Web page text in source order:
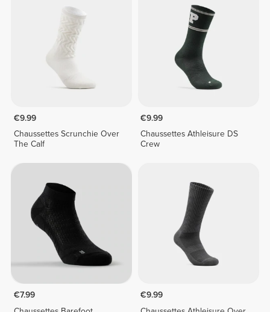
€9.99
Chaussettes Scrunchie Over
The Calf
€9.99
Chaussettes Athleisure DS
Crew
€7.99
€9.99